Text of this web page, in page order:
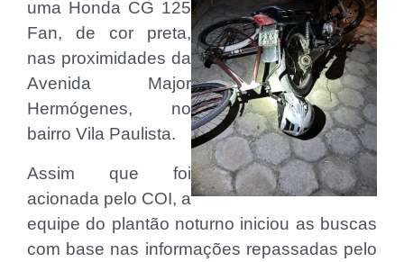
uma Honda CG 125
Fan, de cor preta,
nas proximidades da
Avenida Major
Hermógenes, no
bairro Vila Paulista.
Assim que foi
acionada pelo COI, a
equipe do plantão noturno iniciou as buscas
com base nas informações repassadas pelo